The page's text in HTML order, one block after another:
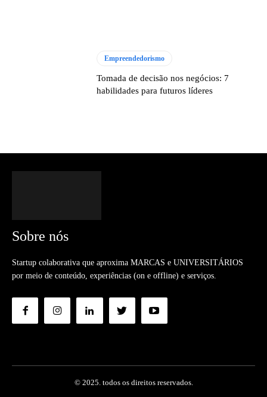
Empreendedorismo
Tomada de decisão nos negócios: 7
habilidades para futuros líderes
Sobre nós
Startup colaborativa que aproxima MARCAS e UNIVERSITÁRIOS
por meio de conteúdo, experiências (on e offline) e serviços.
© 2025. todos os direitos reservados.